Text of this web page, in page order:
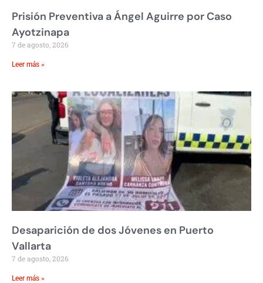
Prisión Preventiva a Ángel Aguirre por Caso
Ayotzinapa
7 de agosto, 2026
Leer más »
Desaparición de dos Jóvenes en Puerto
Vallarta
7 de agosto, 2026
Leer más »